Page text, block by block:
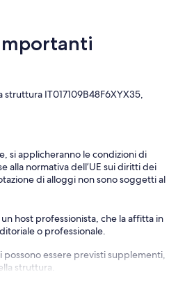
IT017109B48F6XYX35,
si applicheranno le condizioni di
alla normativa dell’UE sui diritti dei
di alloggi non sono soggetti al
host professionista, che la affitta in
o professionale.
essere previsti supplementi,
struttura.